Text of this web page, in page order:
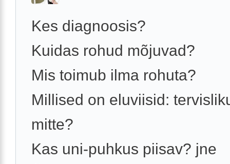
Kes diagnoosis?
Kuidas rohud mõjuvad?
Mis toimub ilma rohuta?
Millised on eluviisid:
mitte?
Kas uni-puhkus piisav? jne